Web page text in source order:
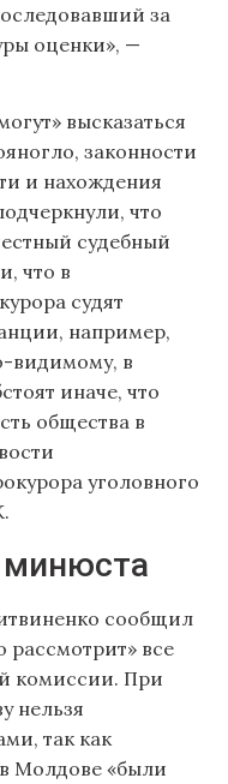
за
оценки», —
высказаться
законности
и нахождения
что
судебный
что в
судят
например,
видимому, в
иначе, что
общества в
уголовного
минюста
сообщил
рассмотрит» все
комиссии. При
нельзя
так как
Молдове «были